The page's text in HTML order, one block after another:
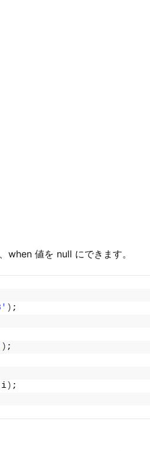
when 値を null にできます。
) ;
) ;
i) ;